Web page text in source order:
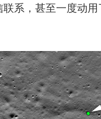
系，甚至一度动